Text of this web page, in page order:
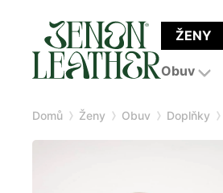
ŽENY
Obuv
Domů Ženy Obuv Doplňky